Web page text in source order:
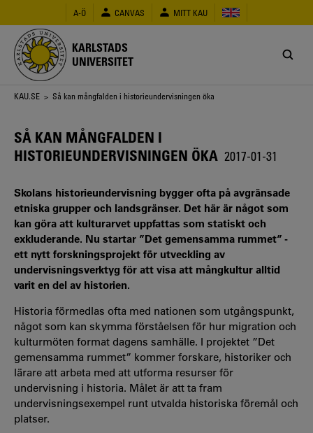
huvudinnehåll
A-Ö CANVAS MITT KAU
KARLSTADS
UNIVERSITET
Länkstig
KAU.SE > Så kan mångfalden i historieundervisningen öka
SÅ KAN MÅNGFALDEN I
HISTORIEUNDERVISNINGEN ÖKA 2017-01-31
Skolans historieundervisning bygger ofta på avgränsade
etniska grupper och landsgränser. Det här är något som
kan göra att kulturarvet uppfattas som statiskt och
exkluderande. Nu startar ”Det gemensamma rummet” -
ett nytt forskningsprojekt för utveckling av
undervisningsverktyg för att visa att mångkultur alltid
varit en del av historien.
Historia förmedlas ofta med nationen som utgångspunkt,
något som kan skymma förståelsen för hur migration och
kulturmöten format dagens samhälle. I projektet ”Det
gemensamma rummet” kommer forskare, historiker och
lärare att arbeta med att utforma resurser för
undervisning i historia. Målet är att ta fram
undervisningsexempel runt utvalda historiska föremål och
platser.